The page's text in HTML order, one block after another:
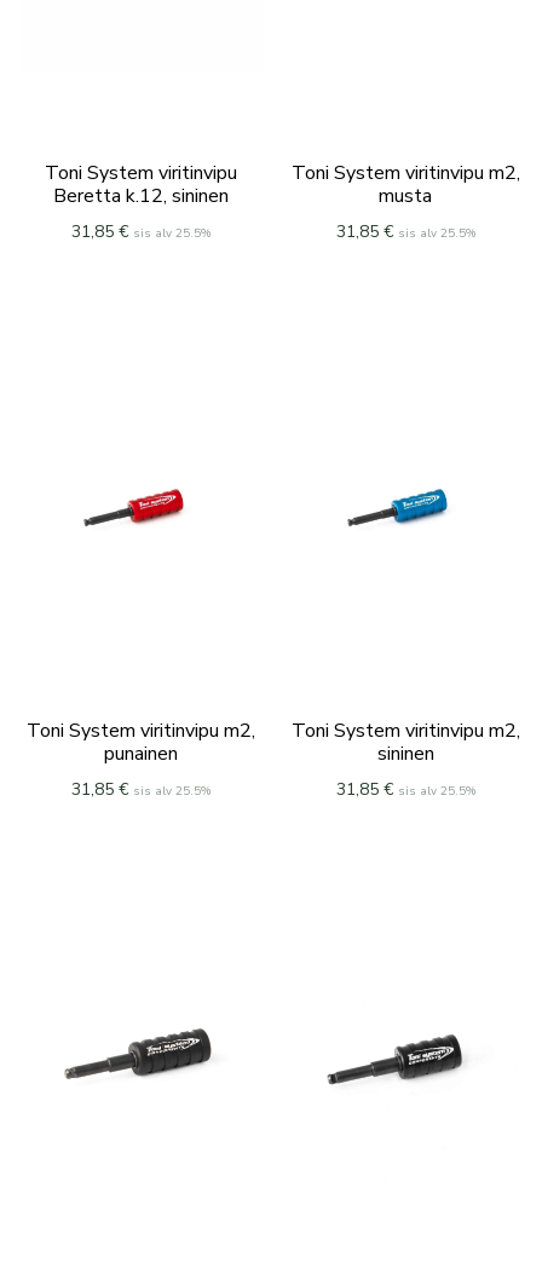
Toni System viritinvipu
Beretta k.12, sininen
31,85€ sis alv 25.5%
Toni System viritinvipu m2,
musta
31,85 € sis alv 25.5%
Toni System viritinvipu m2,
punainen
31,85€ sis alv 25.5%
Toni System viritinvipu m2,
sininen
31,85 € sis alv 25.5%